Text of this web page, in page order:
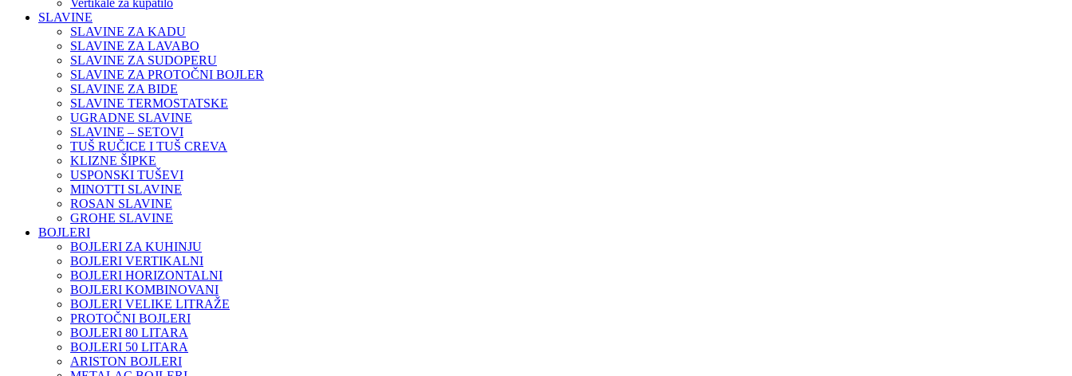
Vertikale za kupatilo
SLAVINE
SLAVINE ZA KADU
SLAVINE ZA LAVABO
SLAVINE ZA SUDOPERU
SLAVINE ZA PROTOČNI BOJLER
SLAVINE ZA BIDE
SLAVINE TERMOSTATSKE
UGRADNE SLAVINE
SLAVINE – SETOVI
TUŠ RUČICE I TUŠ CREVA
KLIZNE ŠIPKE
USPONSKI TUŠEVI
MINOTTI SLAVINE
ROSAN SLAVINE
GROHE SLAVINE
BOJLERI
BOJLERI ZA KUHINJU
BOJLERI VERTIKALNI
BOJLERI HORIZONTALNI
BOJLERI KOMBINOVANI
BOJLERI VELIKE LITRAŽE
PROTOČNI BOJLERI
BOJLERI 80 LITARA
BOJLERI 50 LITARA
ARISTON BOJLERI